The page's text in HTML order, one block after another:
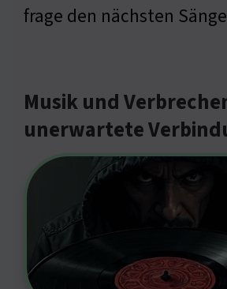
frage den nächsten
Musik und
unerwartete